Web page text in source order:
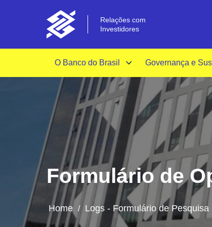
Relações com
Investidores
O Banco do Brasil Governança e
Formulário de
Home / Logs - Formulário de Pesquisa